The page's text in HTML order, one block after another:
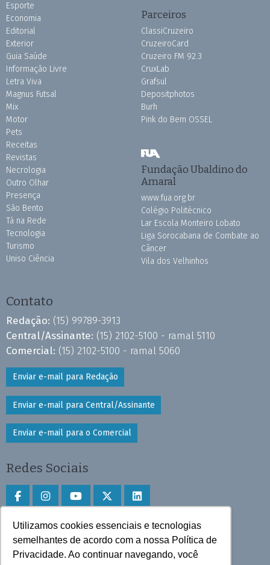
Utilizamos cookies essenciais e tecnologias
semelhantes de acordo com a nossa Política de
Privacidade. Ao continuar navegando, você
Esporte
Economia
Editorial
Exterior
Guia Saúde
Informação Livre
Letra Viva
Magnus Futsal
Mix
Motor
Pets
Receitas
Revistas
Necrologia
Outro Olhar
Presença
São Bento
Tá na Rede
Tecnologia
Turismo
Uniso Ciência
Parceiros
ClassiCruzeiro
CruzeiroCard
Cruzeiro FM 92.3
CruxLab
Grafsul
Depositphotos
Burh
Pink do Bem OSSEL
Fundação Ubaldino do
Amaral
www.fua.org.br
Colégio Politécnico
Lar Escola Monteiro Lobato
Liga Sorocabana de Combate ao
Câncer
Vila dos Velhinhos
Contato
Redação: (15) 99789-3913
Central/Assinante: (15) 2102-5100 - ramal 5110
Comercial: (15) 2102-5100 - ramal 5060
Enviar e-mail para Redação
Enviar e-mail para Central/Assinante
Enviar e-mail para o Comercial
Redes Sociais
Faça download do aplicativo
Play Store e App Store